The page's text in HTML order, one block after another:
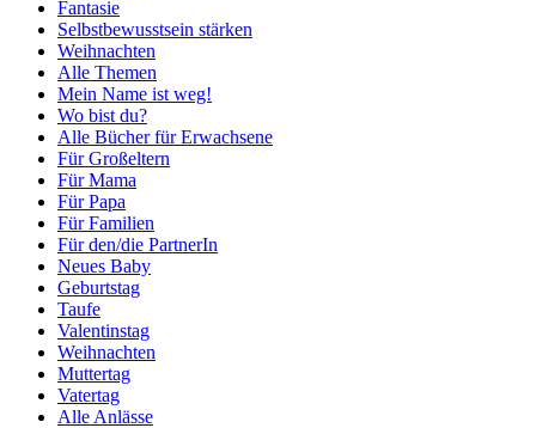
Fantasie
Selbstbewusstsein stärken
Weihnachten
Alle Themen
Mein Name ist weg!
Wo bist du?
Alle Bücher für Erwachsene
Für Großeltern
Für Mama
Für Papa
Für Familien
Für den/die PartnerIn
Neues Baby
Geburtstag
Taufe
Valentinstag
Weihnachten
Muttertag
Vatertag
Alle Anlässe